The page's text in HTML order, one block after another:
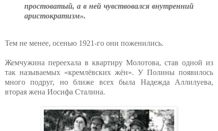
простоватый, а в ней чувствовался внутренний
аристократизм».
Тем не менее, осенью 1921-го они поженились.
Жемчужина переехала в квартиру Молотова, став одной из
так называемых «кремлёвских жён». У Полины появилось
много подруг, но ближе всех была Надежда Аллилуева,
вторая жена Иосифа Сталина.